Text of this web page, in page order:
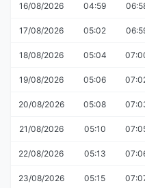
16/08/2026 04:59
17/08/2026 05:02
18/08/2026 05:04
19/08/2026 05:06
20/08/2026 05:08
21/08/2026 05:10
22/08/2026 05:13
23/08/2026 05:15